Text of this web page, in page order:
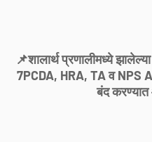
📌शालार्थ प्रणालीमध्ये
7PCDA, HRA, TA व NPS
बंद